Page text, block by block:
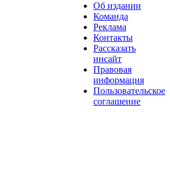
Об издании
Команда
Реклама
Контакты
Рассказать
инсайт
Правовая
информация
Пользовательское
соглашение